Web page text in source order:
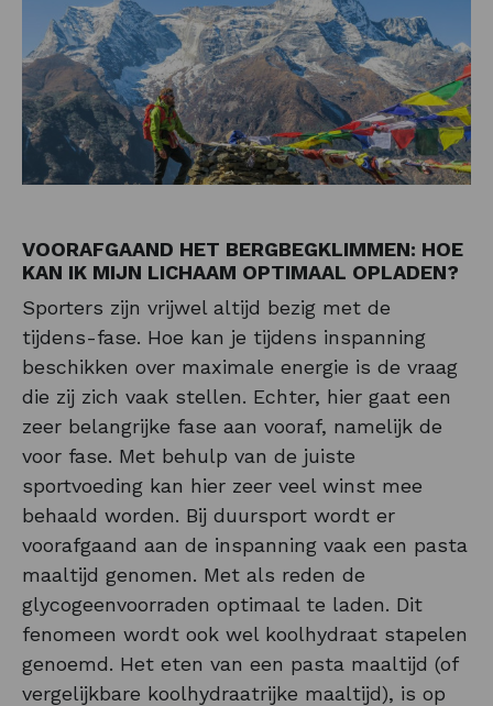
VOORAFGAAND HET BERGBEGKLIMMEN: HOE
KAN IK MIJN LICHAAM OPTIMAAL OPLADEN?
Sporters zijn vrijwel altijd bezig met de
tijdens-fase. Hoe kan je tijdens inspanning
beschikken over maximale energie is de vraag
die zij zich vaak stellen. Echter, hier gaat een
zeer belangrijke fase aan vooraf, namelijk de
voor fase. Met behulp van de juiste
sportvoeding kan hier zeer veel winst mee
behaald worden. Bij duursport wordt er
voorafgaand aan de inspanning vaak een pasta
maaltijd genomen. Met als reden de
glycogeenvoorraden optimaal te laden. Dit
fenomeen wordt ook wel koolhydraat stapelen
genoemd. Het eten van een pasta maaltijd (of
vergelijkbare koolhydraatrijke maaltijd), is op